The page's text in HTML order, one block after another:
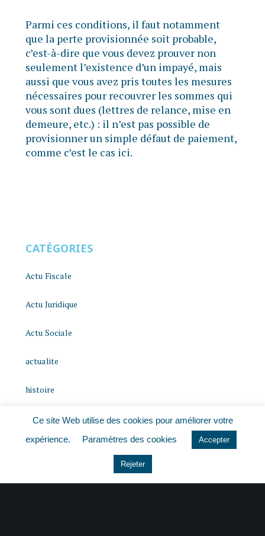
Parmi ces conditions, il faut notamment
que la perte provisionnée soit probable,
c’est-à-dire que vous devez prouver non
seulement l’existence d’un impayé, mais
aussi que vous avez pris toutes les mesures
nécessaires pour recouvrer les sommes qui
vous sont dues (lettres de relance, mise en
demeure, etc.) : il n’est pas possible de
provisionner un simple défaut de paiement,
comme c’est le cas ici.
CATÉGORIES
Actu Fiscale
Actu Juridique
Actu Sociale
actualite
histoire
Le coin du dirigeant
Non classé
Ce site Web utilise des cookies pour améliorer votre
expérience.
Paramètres des cookies Accepter
Rejeter